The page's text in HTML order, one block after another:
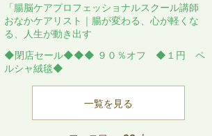
「腸脳ケアプロフェッショナルスクール講師
おなかケアリスト｜腸が変わる、心が軽くな
る、人生が動き出す
◆閉店セール◆◆◆ ９０％オフ ◆１円 ペ
ルシャ絨毯◆
一覧を見る